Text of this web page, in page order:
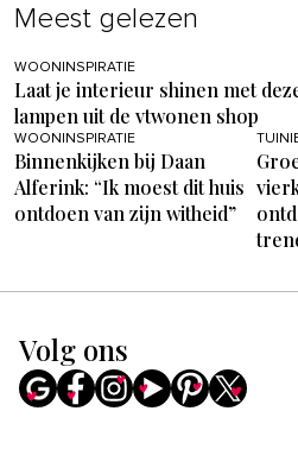
Meest gelezen
WOONINSPIRATIE
Laat je interieur shinen met
lampen uit de vtwonen shop
WOONINSPIRATIE
Binnenkijken bij Daan
Alferink: “Ik moest dit huis
ontdoen van zijn witheid”
Volg ons